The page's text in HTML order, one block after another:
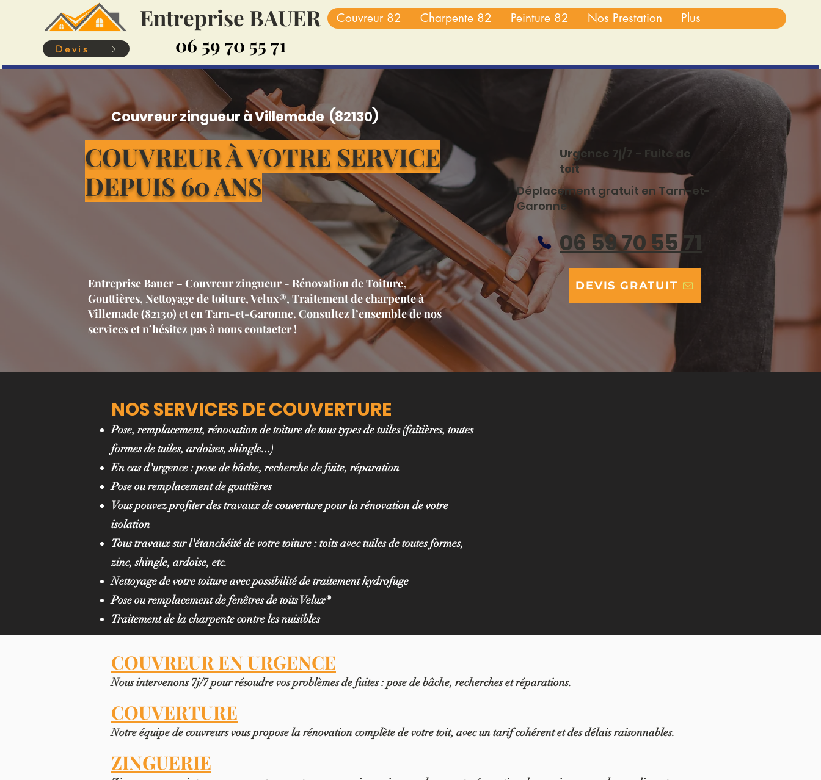
Devis
Entreprise BAUER Couvreur 82 Charpente 82 Peinture 82 Nos Prestation Plus
06 59 70 55 71
Couvreur zingueur à Villemade (82130)
COUVREUR À VOTRE SERVICE
DEPUIS 60 ANS
Entreprise Bauer – Couvreur zingueur - Rénovation de Toiture,
Gouttières, Nettoyage de toiture, Velux®, Traitement de charpente à
Villemade (82130) et en Tarn-et-Garonne. Consultez l’ensemble de nos
services et n’hésitez pas à nous contacter !
Urgence 7j/7 - Fuite de
toit
Déplacement gratuit en Tarn-et-
Garonne
06 59 70 55 71
DEVIS GRATUIT
NOS SERVICES DE COUVERTURE
Pose, remplacement, rénovation de toiture de tous types de tuiles (faîtières, toutes
formes de tuiles, ardoises, shingle...)
En cas d'urgence : pose de bâche, recherche de fuite, réparation
Pose ou remplacement de gouttières
Vous pouvez profiter des travaux de couverture pour la rénovation de votre
isolation
Tous travaux sur l'étanchéité de votre toiture : toits avec tuiles de toutes formes,
zinc, shingle, ardoise, etc.
Nettoyage de votre toiture avec possibilité de traitement hydrofuge
Pose ou remplacement de fenêtres de toits Velux®
Traitement de la charpente contre les nuisibles
COUVREUR EN URGENCE
Nous intervenons 7j/7 pour résoudre vos problèmes de fuites : pose de bâche, recherches et réparations.
COUVERTURE
Notre équipe de couvreurs vous propose la rénovation complète de votre toit, avec un tarif cohérent et des délais raisonnables.
ZINGUERIE